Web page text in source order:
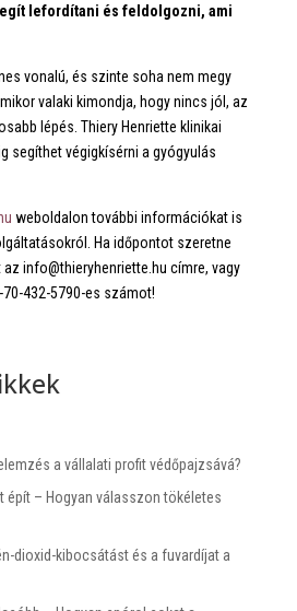
lefordítani és feldolgozni, ami
vonalú, és szinte soha nem megy
valaki kimondja, hogy nincs jól, az
lépés. Thiery Henriette klinikai
segíthet végigkísérni a gyógyulás
weboldalon további információkat is
Ha időpontot szeretne
info@thieryhenriette.hu címre, vagy
432-5790-es számot!
a vállalati profit védőpajzsává?
épít – Hogyan válasszon tökéletes
dioxid-kibocsátást és a fuvardíjat a